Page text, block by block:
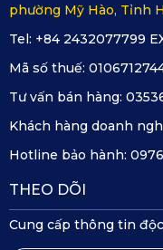
rằng thảm cắt thô đã
Để thảm luôn được
giai đoạn bo viền là rất
trên thảm thường sẽ
chắc chắn.
phường Mỹ Hào, Tỉnh
Tel: +84 2432077799
Mã số thuế:
Tư vấn bán hàng:
Khách hàng doanh
Hotline bảo hành:
THEO DÕI
Cung cấp thông tin